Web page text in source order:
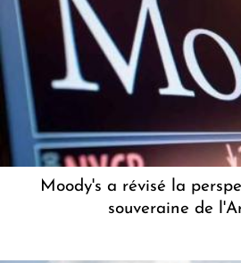
Moody's a révisé la
souveraine de